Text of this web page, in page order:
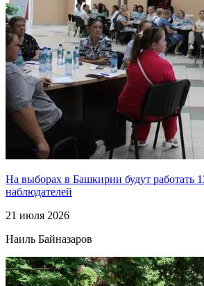
На выборах в Башкирии будут работать
наблюдателей
21 июля 2026
Наиль Байназаров